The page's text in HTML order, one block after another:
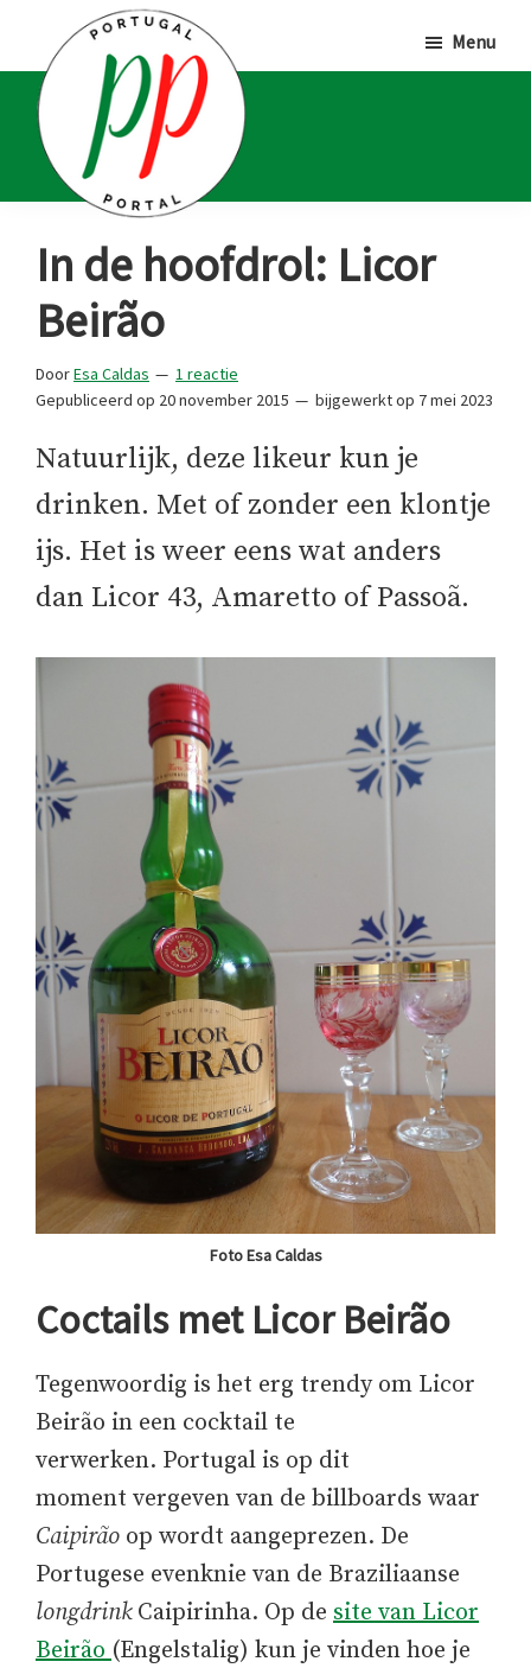
hoofd
inhoud
eerste
sidebar
voettekst
Portal
Portugalliefhebbers
en
fanaten
Menu
In de hoofdrol: Licor
Beirão
DoorEsa Caldas
1 reactie
Gepubliceerd op 20 november 2015 bijgewerkt op 7 mei 2023
Natuurlijk, deze likeur kun je
drinken. Met of zonder een klontje
ijs. Het is weer eens wat anders
dan Licor 43, Amaretto of Passoã.
Foto Esa Caldas
Coctails met Licor Beirão
Tegenwoordig is het erg trendy om Licor
Beirão in een cocktail te
verwerken. Portugal is op dit
moment vergeven van de billboards waar
Caipirão op wordt aangeprezen. De
Portugese evenknie van de Braziliaanse
longdrinkCaipirinha. Op de site van Licor
Beirão(Engelstalig) kun je vinden hoe je